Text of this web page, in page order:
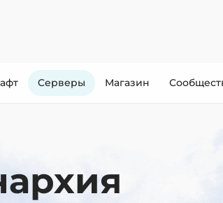
Cерверы Магазин